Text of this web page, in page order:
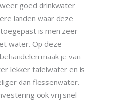
goed drinkwater
landen waar deze
is men zeer
water. Op deze
maak je van
lekker tafelwater en is
dan flessenwater.
ook vrij snel